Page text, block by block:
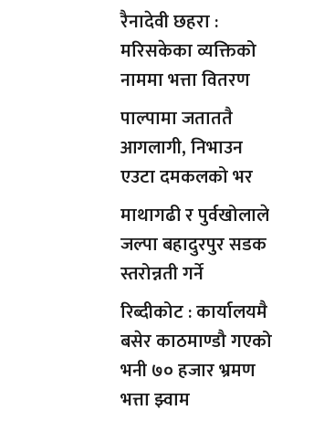
रैनादेवी छहरा :
मरिसकेका व्यक्तिको
नाममा भत्ता वितरण
पाल्पामा जताततै
आगलागी, निभाउन
एउटा दमकलको भर
माथागढी र पुर्वखोलाले
जल्पा बहादुरपुर सडक
स्तरोन्नती गर्ने
रिब्दीकोट : कार्यालयमै
बसेर काठमाण्डौ गएको
भनी ७० हजार भ्रमण
भत्ता झ्वाम